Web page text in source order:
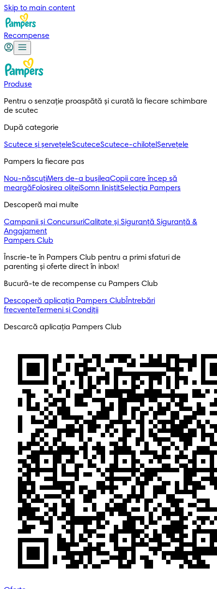
Skip to main content
Recompense
Produse
Pentru o senzație proaspătă și curată la fiecare schimbare
de scutec
După categorie
Scutece și șervețeleScuteceScutece-chiloțelȘervețele
Pampers la fiecare pas
Nou-născuțiMers de-a bușileaCopii care încep să
meargăFolosirea olițeiSomn liniștitSelecția Pampers
Descoperă mai multe
Campanii și ConcursuriCalitate și Siguranță Siguranță &
Angajament
Pampers Club
Înscrie-te în Pampers Club pentru a primi sfaturi de
parenting și oferte direct în inbox!
Bucură-te de recompense cu Pampers Club
Descoperă aplicația Pampers Club Întrebări
frecventeTermeni și Condiții
Descarcă aplicația Pampers Club